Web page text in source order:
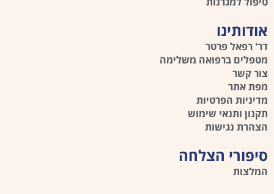
אודותינו
דר' רפאל פרטר
מטפלים ברפואה משלימה
צור קשר
מפת אתר
מדיניות הפרטיות
תקנון ותנאי שימוש
הצהרת נגישות
סיפורי הצלחה
המלצות